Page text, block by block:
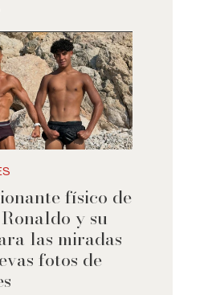
físico de
y su
las miradas
fotos de